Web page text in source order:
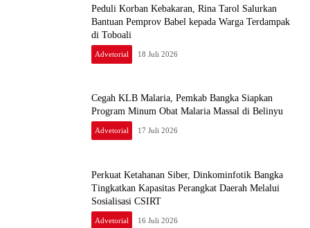
Peduli Korban Kebakaran, Rina Tarol Salurkan
Bantuan Pemprov Babel kepada Warga Terdampak
di Toboali
Advetorial 18 Juli 2026
Cegah KLB Malaria, Pemkab Bangka Siapkan
Program Minum Obat Malaria Massal di Belinyu
Advetorial 17 Juli 2026
Perkuat Ketahanan Siber, Dinkominfotik Bangka
Tingkatkan Kapasitas Perangkat Daerah Melalui
Sosialisasi CSIRT
Advetorial 16 Juli 2026